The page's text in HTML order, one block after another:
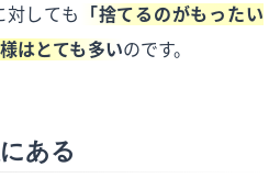
しても
「捨てるのがもったい
はとても多いのです。
ある